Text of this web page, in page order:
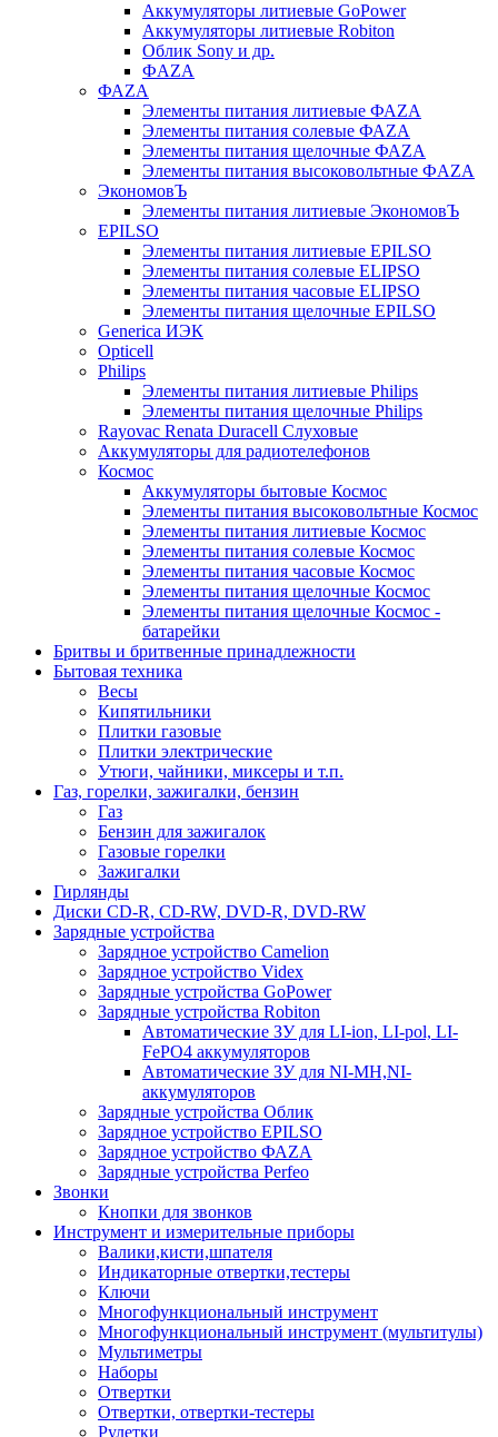
Аккумуляторы литиевые GoPower
Аккумуляторы литиевые Robiton
Облик Sony и др.
ФAZA
ФАZA
Элементы питания литиевые ФАZА
Элементы питания солевые ФАZА
Элементы питания щелочные ФАZА
Элементы питания высоковольтные ФAZA
ЭкономовЪ
Элементы питания литиевые ЭкономовЪ
EPILSO
Элементы питания литиевые EPILSO
Элементы питания солевые ELIPSO
Элементы питания часовые ELIPSO
Элементы питания щелочные EPILSO
Generica ИЭК
Opticell
Philips
Элементы питания литиевые Philips
Элементы питания щелочные Philips
Rayovac Renata Duracell Слуховые
Аккумуляторы для радиотелефонов
Космос
Аккумуляторы бытовые Космос
Элементы питания высоковольтные Космос
Элементы питания литиевые Космос
Элементы питания солевые Космос
Элементы питания часовые Космос
Элементы питания щелочные Космос
Элементы питания щелочные Космос -
батарейки
Бритвы и бритвенные принадлежности
Бытовая техника
Весы
Кипятильники
Плитки газовые
Плитки электрические
Утюги, чайники, миксеры и т.п.
Газ, горелки, зажигалки, бензин
Газ
Бензин для зажигалок
Газовые горелки
Зажигалки
Гирлянды
Диски CD-R, CD-RW, DVD-R, DVD-RW
Зарядные устройства
Зарядное устройство Camelion
Зарядное устройство Videx
Зарядные устройства GoPower
Зарядные устройства Robiton
Автоматические ЗУ для LI-ion, LI-pol, LI-
FePO4 аккумуляторов
Автоматические ЗУ для NI-MH,NI-
аккумуляторов
Зарядные устройства Облик
Зарядное устройство EPILSO
Зарядное устройство ФАZА
Зарядные устройства Perfeo
Звонки
Кнопки для звонков
Инструмент и измерительные приборы
Валики,кисти,шпателя
Индикаторные отвертки,тестеры
Ключи
Многофункциональный инструмент
Многофункциональный инструмент (мультитулы)
Мультиметры
Наборы
Отвертки
Отвертки, отвертки-тестеры
Рулетки